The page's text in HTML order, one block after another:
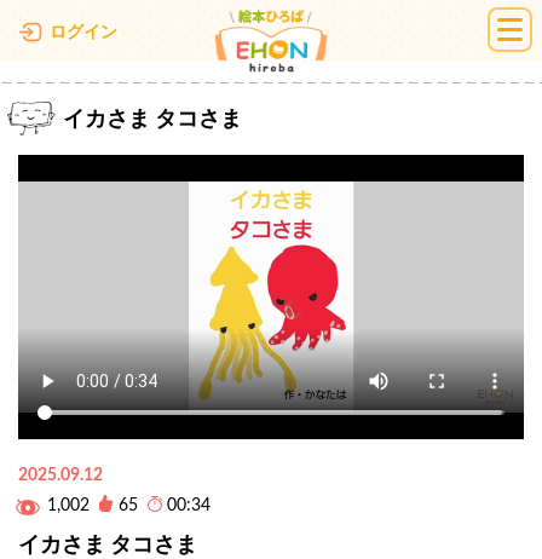
ログイン 絵本ひろば
イカさま タコさま
2025.09.12
1,002
65 00:34
イカさま タコさま